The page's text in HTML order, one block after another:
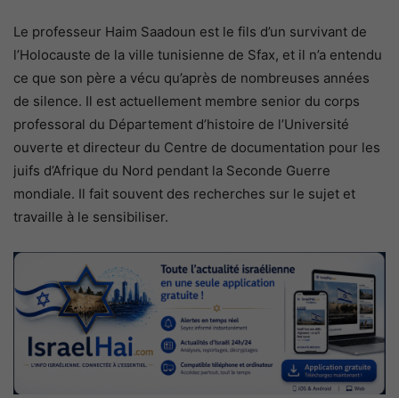
Le professeur Haim Saadoun est le fils d’un survivant de
l’Holocauste de la ville tunisienne de Sfax, et il n’a entendu
ce que son père a vécu qu’après de nombreuses années
de silence. Il est actuellement membre senior du corps
professoral du Département d’histoire de l’Université
ouverte et directeur du Centre de documentation pour les
juifs d’Afrique du Nord pendant la Seconde Guerre
mondiale. Il fait souvent des recherches sur le sujet et
travaille à le sensibiliser.